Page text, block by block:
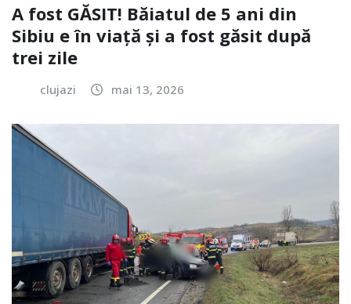
A fost GĂSIT! Băiatul de 5 ani din
Sibiu e în viață și a fost găsit după
trei zile
clujazi mai 13, 2026